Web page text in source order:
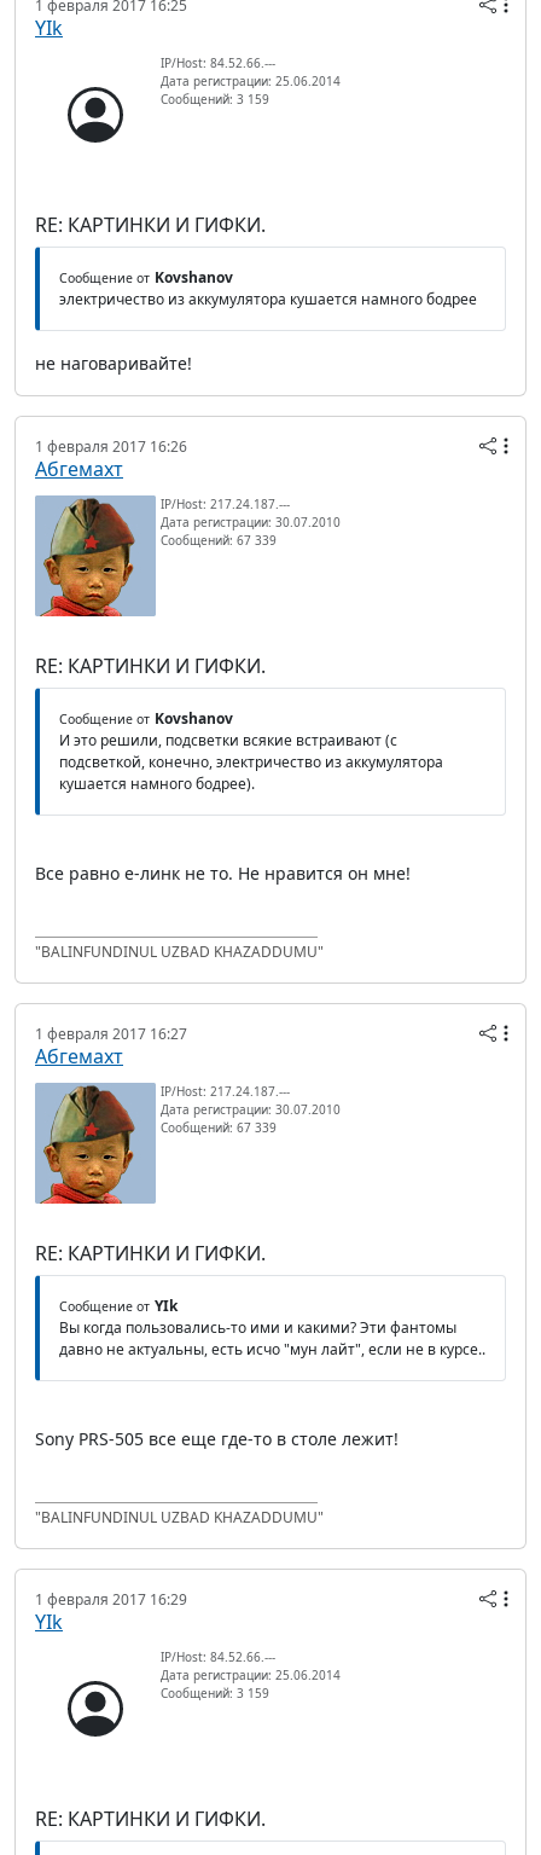
1 февраля 2017 16:25
YIk
IP/Host: 84.52.66.---
Дата регистрации: 25.06.2014
Сообщений: 3 159
RE: КАРТИНКИ И ГИФКИ.
Сообщение от Kovshanov
электричество из аккумулятора кушается намного бодрее
не наговаривайте!
1 февраля 2017 16:26
Абгемахт
IP/Host: 217.24.187.---
Дата регистрации: 30.07.2010
Сообщений: 67 339
RE: КАРТИНКИ И ГИФКИ.
Сообщение от Kovshanov
И это решили, подсветки всякие встраивают (с
подсветкой, конечно, электричество из аккумулятора
кушается намного бодрее).
Все равно е-линк не то. Не нравится он мне!
"BALINFUNDINUL UZBAD KHAZADDUMU"
1 февраля 2017 16:27
Абгемахт
IP/Host: 217.24.187.---
Дата регистрации: 30.07.2010
Сообщений: 67 339
RE: КАРТИНКИ И ГИФКИ.
Сообщение от YIk
Вы когда пользовались-то ими и какими? Эти фантомы
давно не актуальны, есть исчо "мун лайт", если не в курсе..
Sony PRS-505 все еще где-то в столе лежит!
"BALINFUNDINUL UZBAD KHAZADDUMU"
1 февраля 2017 16:29
YIk
IP/Host: 84.52.66.---
Дата регистрации: 25.06.2014
Сообщений: 3 159
RE: КАРТИНКИ И ГИФКИ.